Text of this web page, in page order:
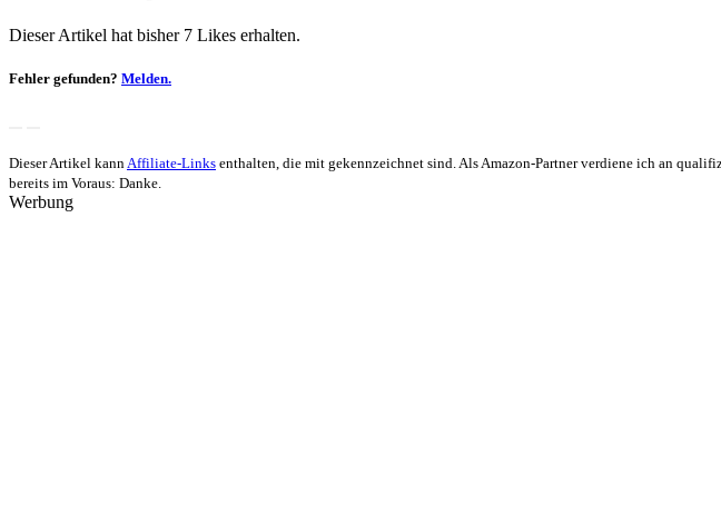
Dieser Artikel hat bisher 7 Likes erhalten.
Fehler gefunden? Melden.
Dieser Artikel kannAffiliate-Links enthalten, die mit gekennzeichnet sind. Als Amazon-Partner verdiene ich an
bereits im Voraus: Danke.
Werbung